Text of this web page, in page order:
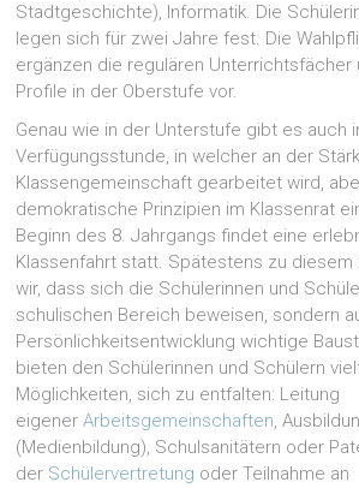
Stadtgeschichte), Informatik. Die
legen sich für zwei Jahre fest. Die
ergänzen die regulären Unterrichtsfächer
Profile in der Oberstufe vor.
Genau wie in der Unterstufe gibt es auch
Verfügungsstunde, in welcher an der
Klassengemeinschaft gearbeitet wird,
demokratische Prinzipien im Klassenrat
Beginn des 8. Jahrgangs findet eine
Klassenfahrt statt. Spätestens zu
wir, dass sich die Schülerinnen und
schulischen Bereich beweisen, sondern
Persönlichkeitsentwicklung wichtige
bieten den Schülerinnen und Schülern
Möglichkeiten, sich zu entfalten: Leitung
eigenerArbeitsgemeinschaften,
(Medienbildung), Schulsanitätern oder
der Schülervertretung oder Teilnahme an